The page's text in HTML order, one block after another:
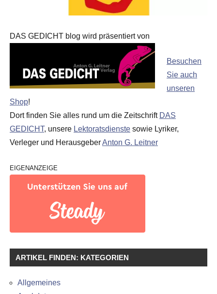
DAS GEDICHT blog wird präsentiert von
Besuchen
Sie auch
unseren
Shop!
Dort finden Sie alles rund um die Zeitschrift DAS
GEDICHT, unsere Lektoratsdienste sowie Lyriker,
Verleger und HerausgeberAnton G. Leitner
EIGENANZEIGE
ARTIKEL FINDEN: KATEGORIEN
Allgemeines